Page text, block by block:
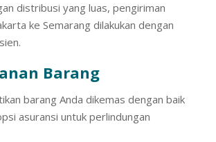
distribusi yang luas, pengiriman
ke Semarang dilakukan dengan
Barang
barang Anda dikemas dengan baik
asuransi untuk perlindungan